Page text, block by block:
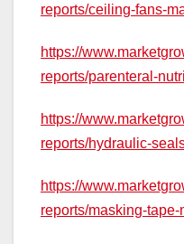
reports/ceiling-fans-
https://
reports/parenteral-
https://
reports/hydraulic-
https://
reports/masking-